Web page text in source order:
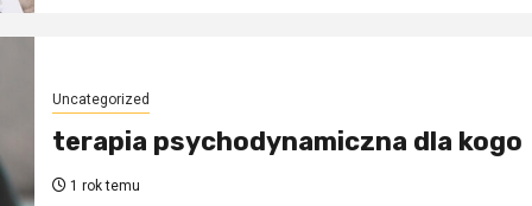
Uncategorized
terapia psychodynamiczna dla kogo
1 rok temu